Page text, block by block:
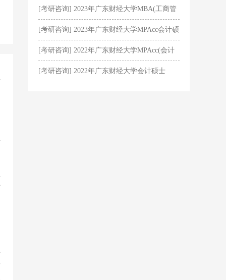
硕士）分数线公布：230分
[考研咨询] 2023年广东财经大学MBA(工商管
理硕士) 招生简章
[考研咨询] 2023年广东财经大学MPAcc会计硕
士（全日制） 招生简章
[考研咨询] 2022年广东财经大学MPAcc(会计
硕士)分数线及复试内容
[考研咨询] 2022年广东财经大学会计硕士